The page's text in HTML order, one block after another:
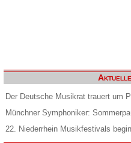
Der Deutsche Musikrat trauert um
Münchner Symphoniker:
22. Niederrhein Musikfestivals